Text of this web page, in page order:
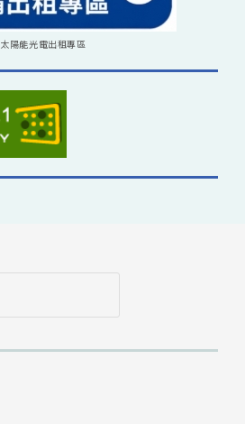
太陽能光電出租專區